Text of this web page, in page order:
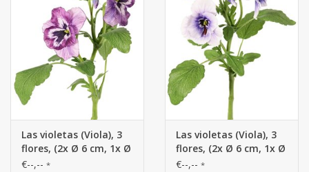
Las violetas (Viola), 3
flores, (2x Ø 6 cm, 1x Ø
4 cm), 1 capullo & 12
€--,-- *
Las violetas (Viola), 3
flores, (2x Ø 6 cm, 1x Ø
4 cm), 1 capullo & 12
€--,-- *